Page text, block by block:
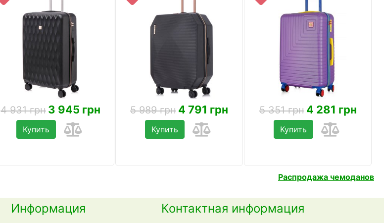
4 931 грн 3 945 грн
Купить
5 989 грн 4 791 грн
Купить
5 351 грн 4 281 грн
Купить
Распродажа чемоданов
Информация Контактная информация